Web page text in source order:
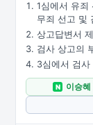
1심에서 유죄
무죄 선고 및
상고답변서
검사 상고의
3심에서 검사
N 이승혜